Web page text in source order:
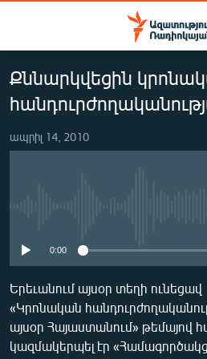
Մատչելիության
հիմնական
բովանդակությանը
հիմնական
մենյուին
ԱԶԱՏՈՒԹՅՈՒՆ TV
ՀԱՅԱՍՏԱՆ
ՔԱՂԱՔԱԿԱՆ
ՏՆՏԵՍՈՒԹՅՈՒՆ
ՂԱՐԱԲԱՂ
ՊԱՏԵՐԱԶՄԻ 6 ՇԱԲԱԹՆԵՐԸ
ՏԱՐԱԾԱՇՐՋԱՆ
Քննարկվեցին
ապրիլ 14, 2010
0:00
Երեւանում այսօր տեղի ունեցավ
«Կրոնական
այսօր Հայաստանում» թեմայով
կազմակերպել էր